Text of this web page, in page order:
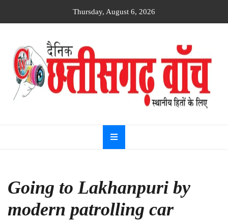
Thursday, August 6, 2026
Dainik
Chhattisgarh
watch
Going to Lakhanpuri by
modern patrolling car